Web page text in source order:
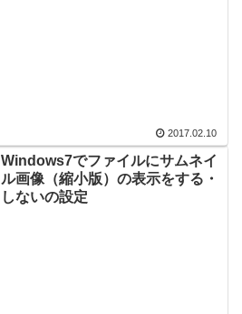
2017.02.10
Windows7でファイルにサムネイ
ル画像（縮小版）の表示をする・
しないの設定